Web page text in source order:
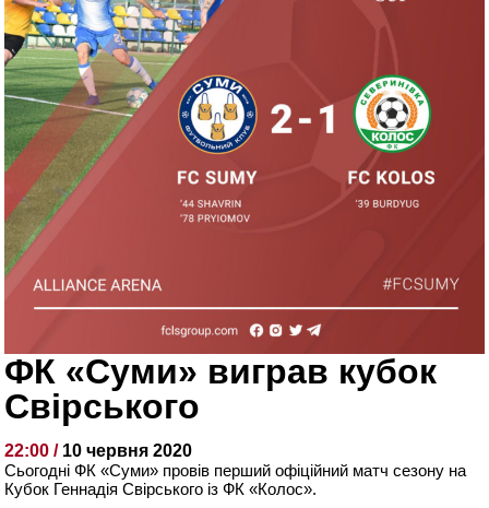
ФК «Суми» виграв кубок
Свірського
22:00 / 10 червня 2020
Сьогодні ФК «Суми» провів перший офіційний матч сезону на
Кубок Геннадія Свірського із ФК «Колос».